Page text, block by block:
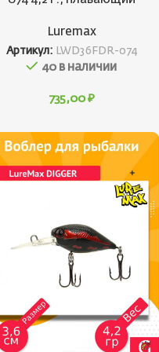
Luremax
Артикул: LWD36FDR-074
40 в наличии
735,00 ₽